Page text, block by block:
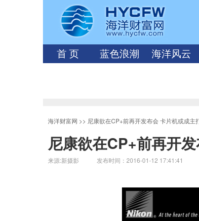
首 页 蓝色浪潮 海洋风云
海洋财富网 >> 尼康欲在CP+前再开发布会 卡片机或成主
尼康欲在CP+前再开
来源:新摄影 发布时间：2016-01-12 17:41:41